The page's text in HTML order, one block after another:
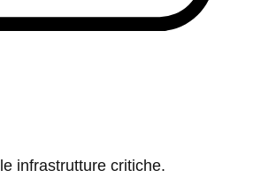
infrastrutture critiche.